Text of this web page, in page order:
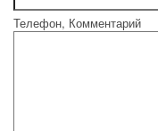
Телефон, Комментарий